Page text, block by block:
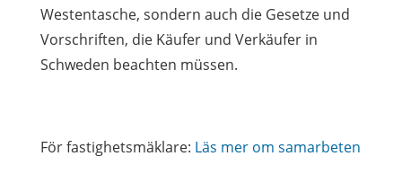
Westentasche, sondern auch die Gesetze und
Vorschriften, die Käufer und Verkäufer in
Schweden beachten müssen.
För fastighetsmäklare: Läs mer om samarbeten